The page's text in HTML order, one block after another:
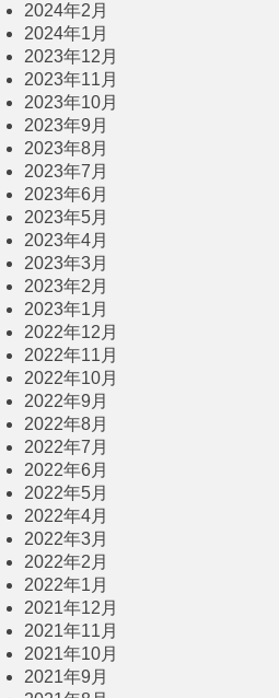
2024年2月
2024年1月
2023年12月
2023年11月
2023年10月
2023年9月
2023年8月
2023年7月
2023年6月
2023年5月
2023年4月
2023年3月
2023年2月
2023年1月
2022年12月
2022年11月
2022年10月
2022年9月
2022年8月
2022年7月
2022年6月
2022年5月
2022年4月
2022年3月
2022年2月
2022年1月
2021年12月
2021年11月
2021年10月
2021年9月